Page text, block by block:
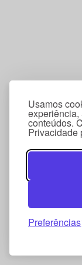
Usamos
conteúdos.
Privacidade
Preferências